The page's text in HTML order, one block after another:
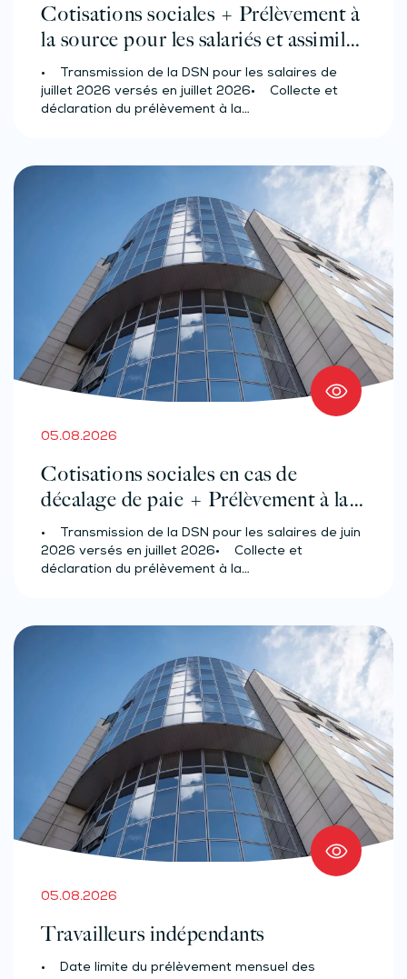
Cotisations sociales + Prélèvement à
la source pour les salariés et assimilés
(effectif d’au moins 50 salariés)
• Transmission de la DSN pour les salaires de
juillet 2026 versés en juillet 2026• Collecte et
déclaration du prélèvement à la…
05.08.2026
Cotisations sociales en cas de
décalage de paie + Prélèvement à la
source des salariés et assimilés
(effectif d’au moins 50 salariés)
• Transmission de la DSN pour les salaires de juin
2026 versés en juillet 2026• Collecte et
déclaration du prélèvement à la…
05.08.2026
Travailleurs indépendants
• Date limite du prélèvement mensuel des